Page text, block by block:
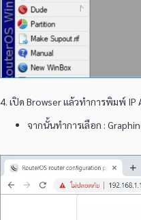
4. เปิด Browser แล้วทำการพิมพ์
จากนั้นทำการเลือก :